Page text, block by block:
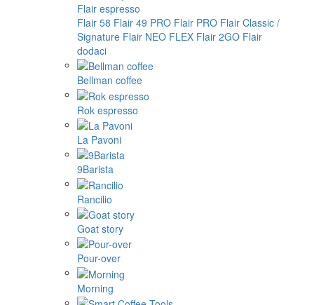
Flair espresso
Flair 58 Flair 49 PRO Flair PRO Flair Classic /
Signature Flair NEO FLEX Flair 2GO Flair
dodaci
Bellman coffee
Rok espresso
La Pavoni
9Barista
Rancilio
Goat story
Pour-over
Morning